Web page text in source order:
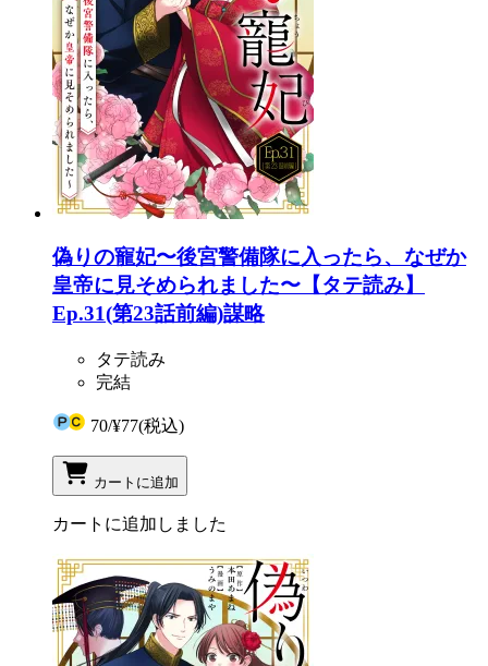
偽りの寵妃〜後宮警備隊に入ったら、なぜか
皇帝に見そめられました〜【タテ読み】
Ep.31(第23話前編)謀略
タテ読み
完結
70/¥77(税込)
カートに追加
カートに追加しました